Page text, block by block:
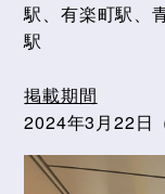
駅、有楽町駅、
駅
掲載期間
2024年3月22日